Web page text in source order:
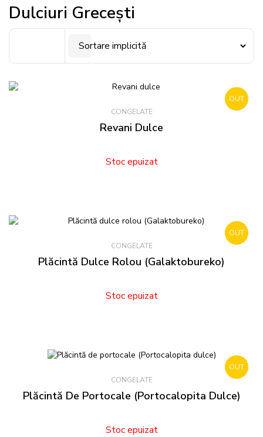
Dulciuri Grecești
OUT
CONGELATE
Revani Dulce
Stoc epuizat
OUT
CONGELATE
Plăcintă Dulce Rolou (Galaktobureko)
Stoc epuizat
OUT
STOCK
CONGELATE
Plăcintă De Portocale (Portocalopita Dulce)
Stoc epuizat